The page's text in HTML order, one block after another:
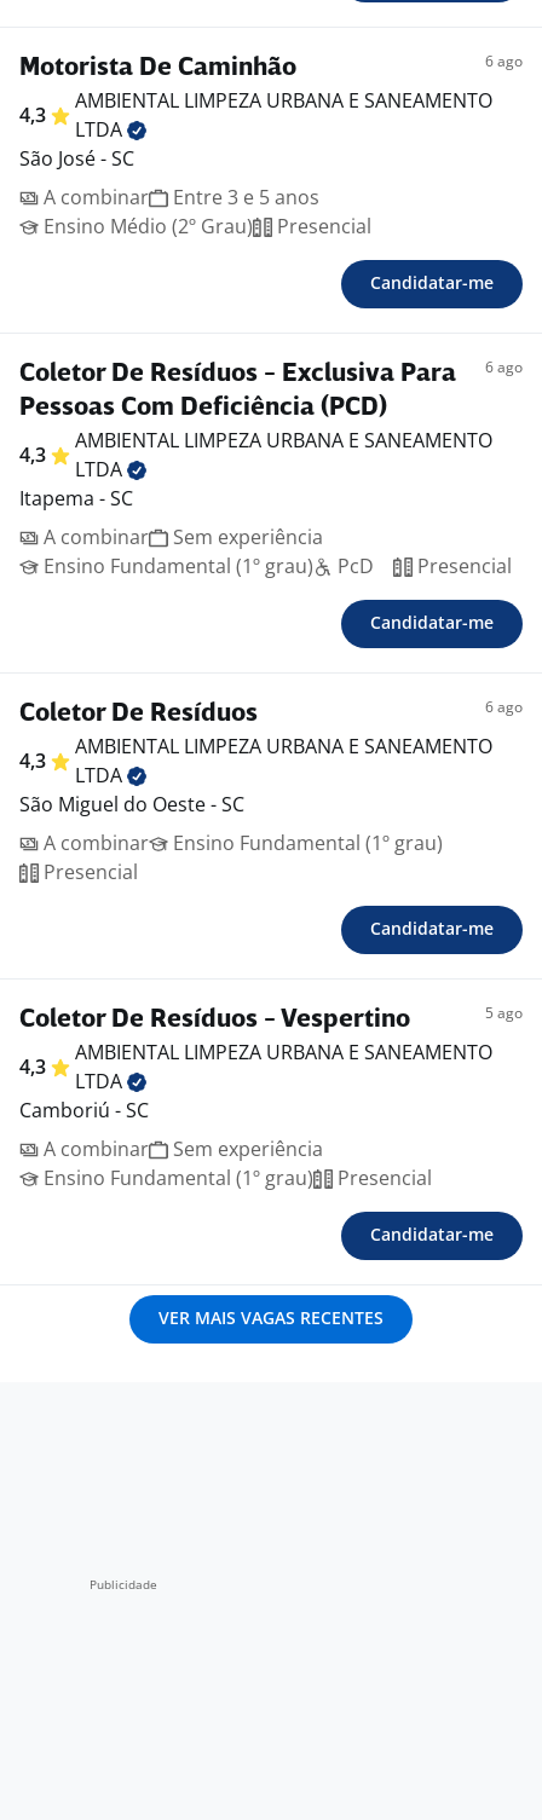
Motorista De Caminhão 6 ago
4,3
AMBIENTAL LIMPEZA URBANA E SANEAMENTO
LTDA
São José - SC
A combinar
Entre 3 e 5 anos
Ensino Médio (2º Grau)
Presencial
Candidatar-me
Coletor De Resíduos - Exclusiva Para
Pessoas Com Deficiência (PCD)
6 ago
4,3
AMBIENTAL LIMPEZA URBANA E SANEAMENTO
LTDA
Itapema - SC
A combinar
Sem experiência
Ensino Fundamental (1º grau)
PcD Presencial
Candidatar-me
Coletor De Resíduos 6 ago
4,3
AMBIENTAL LIMPEZA URBANA E SANEAMENTO
LTDA
São Miguel do Oeste - SC
A combinar
Ensino Fundamental (1º grau)
Presencial
Candidatar-me
Coletor De Resíduos - Vespertino 5 ago
4,3
AMBIENTAL LIMPEZA URBANA E SANEAMENTO
LTDA
Camboriú - SC
A combinar
Sem experiência
Ensino Fundamental (1º grau)
Presencial
Candidatar-me
VER MAIS VAGAS RECENTES